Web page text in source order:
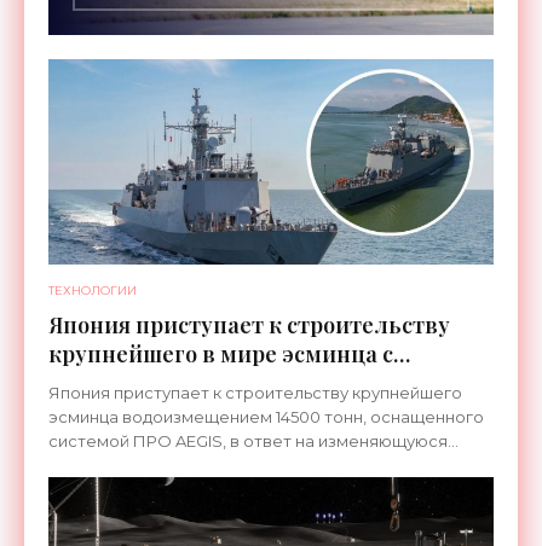
ТЕХНОЛОГИИ
Япония приступает к строительству
крупнейшего в мире эсминца с
системой ПРО AEGIS - «Оружие»
Япония приступает к строительству крупнейшего
эсминца водоизмещением 14500 тонн, оснащенного
системой ПРО AEGIS, в ответ на изменяющуюся
ракетные